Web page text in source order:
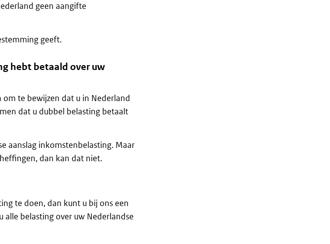
geen aangifte
geeft.
hebt betaald over uw
te bewijzen dat u in Nederland
dat u dubbel belasting betaalt
aanslag inkomstenbelasting. Maar
dan kan dat niet.
te doen, dan kunt u bij ons een
alle belasting over uw Nederlandse